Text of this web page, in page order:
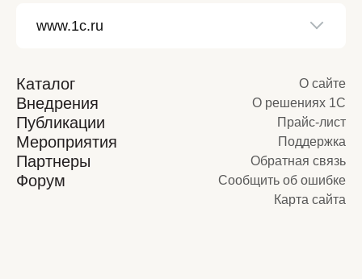
Каталог
Внедрения
Публикации
Мероприятия
Партнеры
Форум
О сайте
О решениях 1С
Прайс-лист
Поддержка
Обратная связь
Сообщить об ошибке
Карта сайта